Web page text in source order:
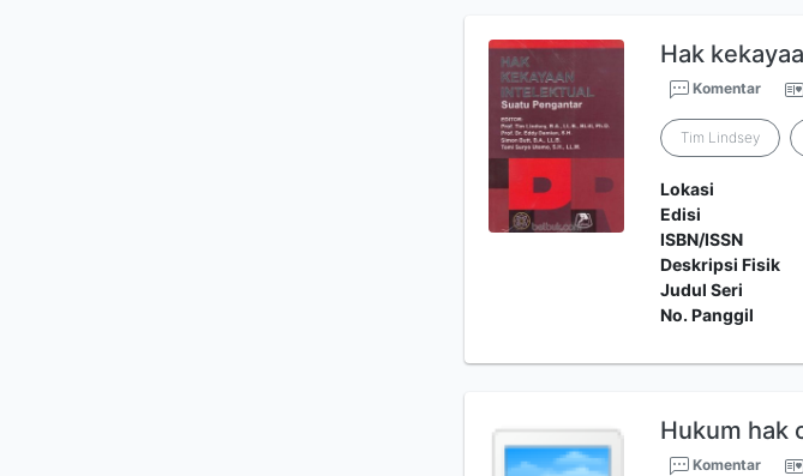
Hak
Komentar
Tim Lindsey
Lokasi
Edisi
ISBN/ISSN
Deskripsi Fisik
Judul Seri
No. Panggil
Hukum hak
Komentar